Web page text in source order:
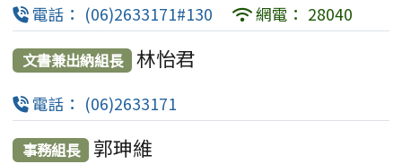
電話： (06)2633171#130 網電： 28040
文書兼出納組長 林怡君
電話： (06)2633171
事務組長 郭珅維